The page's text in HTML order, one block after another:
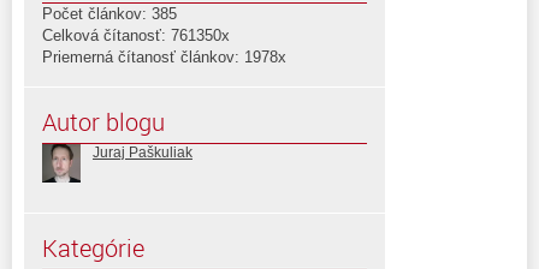
Počet článkov: 385
Celková čítanosť: 761350x
Priemerná čítanosť článkov: 1978x
Autor blogu
Juraj Paškuliak
Kategórie